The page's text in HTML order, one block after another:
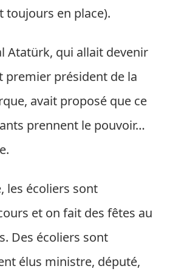
toujours en place).
Atatürk, qui allait devenir
premier président de la
avait proposé que ce
prennent le pouvoir…
les écoliers sont
et on fait des fêtes au
Des écoliers sont
élus ministre, député,